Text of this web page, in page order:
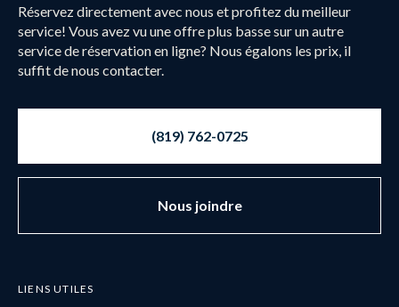
Réservez directement avec nous et profitez du meilleur
service! Vous avez vu une offre plus basse sur un autre
service de réservation en ligne? Nous égalons les prix, il
suffit de nous contacter.
(819) 762-0725
Nous joindre
LIENS UTILES